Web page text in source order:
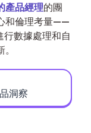
產品經理的團
和倫理考量——
數據處理和自
洞察